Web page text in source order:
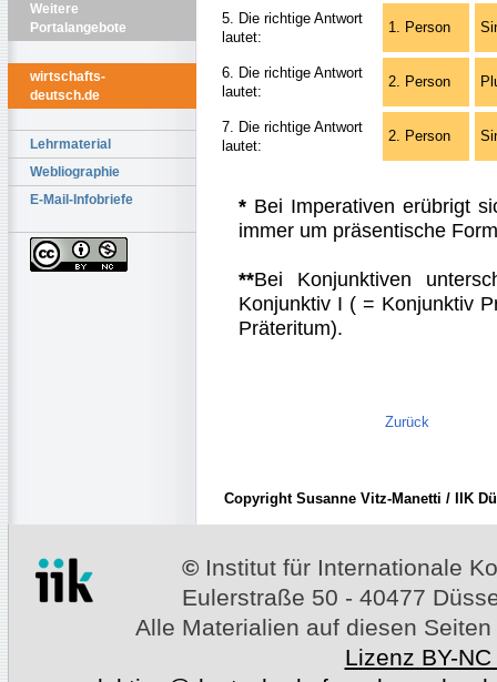
Weitere
Portalangebote
wirtschafts-
deutsch.de
Lehrmaterial
Webliographie
E-Mail-Infobriefe
5. Die richtige Antwort
lautet:
1. Person
6. Die richtige Antwort
lautet:
2. Person
7. Die richtige Antwort
lautet:
2. Person
* Bei Imperativen erübrigt
immer um präsentische
**Bei Konjunktiven
Konjunktiv I ( = Konjunktiv
Präteritum).
Zurück
Copyright Susanne Vitz-Manetti / IIK
© Institut für Internationale
Eulerstraße 50 - 40477
Alle Materialien auf diesen
Lizenz BY-